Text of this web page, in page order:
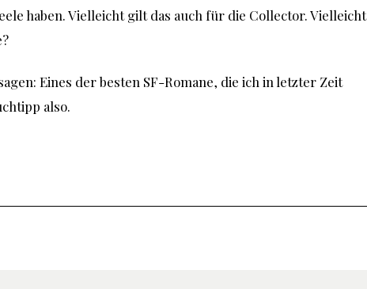
haben. Vielleicht gilt das auch für die Collector. Vielleicht
Eines der besten SF-Romane, die ich in letzter Zeit
also.